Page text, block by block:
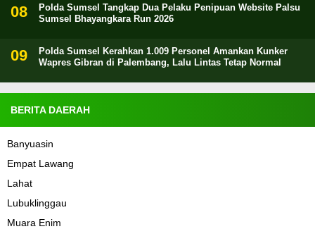
Polda Sumsel Tangkap Dua Pelaku Penipuan Website Palsu
Sumsel Bhayangkara Run 2026
Polda Sumsel Kerahkan 1.009 Personel Amankan Kunker
Wapres Gibran di Palembang, Lalu Lintas Tetap Normal
BERITA DAERAH
Banyuasin
Empat Lawang
Lahat
Lubuklinggau
Muara Enim